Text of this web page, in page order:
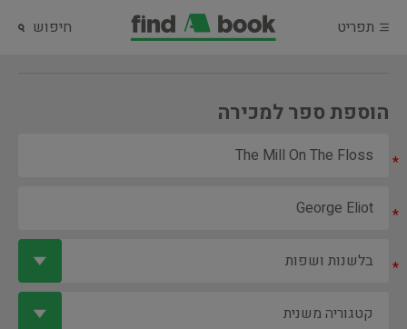
תפריט חיפוש
הוספת ספר למכירה
*
*
*